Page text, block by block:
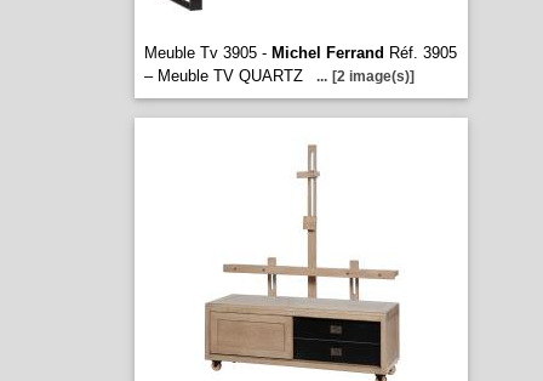
Meuble Tv 3905 - Michel Ferrand Réf. 3905
– Meuble TV QUARTZ
... [2 image(s)]